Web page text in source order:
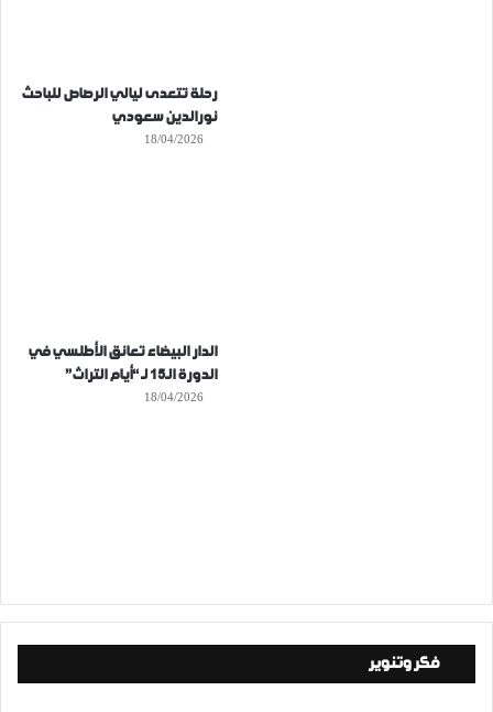
رحلة تتعدى ليالي الرصاص للباحث
نورالدين سعودي
18/04/2026
الدار البيضاء تعانق الأطلسي في
الدورة الـ15 لـ “أيام التراث”
18/04/2026
فكر وتنوير